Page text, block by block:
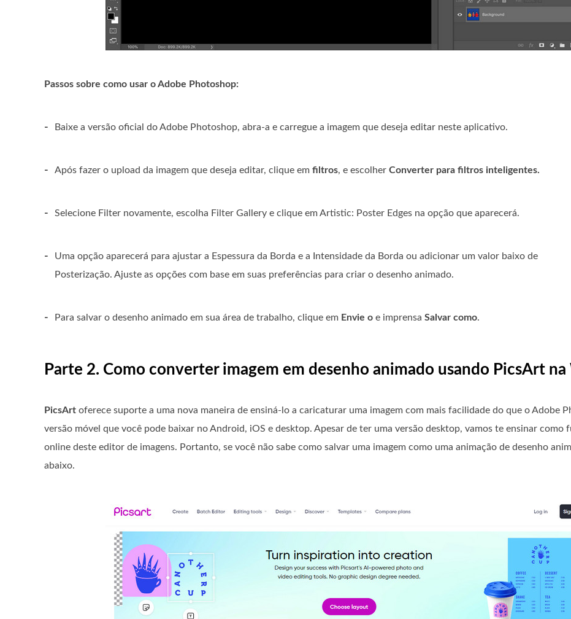
Passos sobre como usar o Adobe Photoshop:
- Baixe a versão oficial do Adobe Photoshop, abra-a e carregue a imagem que deseja editar neste aplicativo.
- Após fazer o upload da imagem que deseja editar, clique em filtros, e escolher Converter para filtros inteligentes.
- Selecione Filter novamente, escolha Filter Gallery e clique em Artistic: Poster Edges na opção que aparecerá.
-
Uma opção aparecerá para ajustar a Espessura da Borda e a Intensidade da Borda ou adicionar um valor baixo de
Posterização. Ajuste as opções com base em suas preferências para criar o desenho animado.
- Para salvar o desenho animado em sua área de trabalho, clique em Envie o e imprensa Salvar como.
Parte 2. Como converter imagem em desenho animado usando PicsArt na
PicsArt oferece suporte a uma nova maneira de ensiná-lo a caricaturar uma imagem com mais facilidade do que o Adobe
versão móvel que você pode baixar no Android, iOS e desktop. Apesar de ter uma versão desktop, vamos te ensinar como
online deste editor de imagens. Portanto, se você não sabe como salvar uma imagem como uma animação de desenho
abaixo.